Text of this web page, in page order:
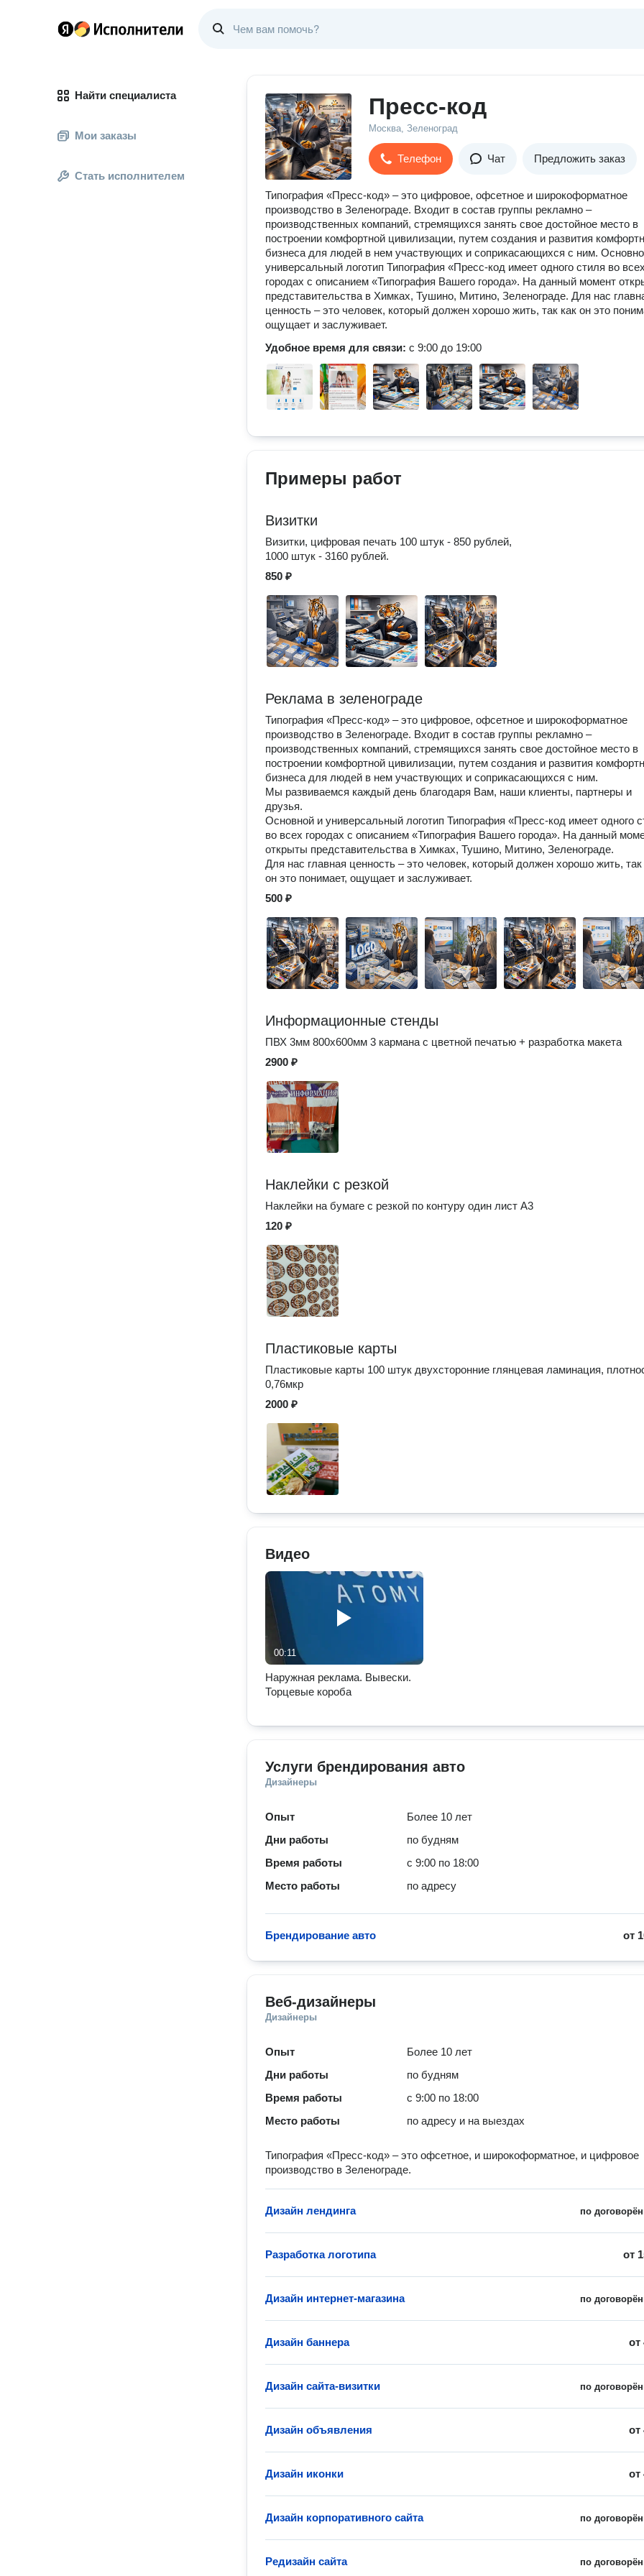
Найти специалиста
Мои заказы
Стать исполнителем
Пресс-код
Москва, Зеленоград
Телефон Чат Предложить заказ
Типография «Пресс-код» – это цифровое, офсетное и широкоформатное
производство в Зеленограде. Входит в состав группы рекламно –
производственных компаний, стремящихся занять свое достойное место в
построении комфортной цивилизации, путем создания и развития
бизнеса для людей в нем участвующих и соприкасающихся с ним.
универсальный логотип Типография «Пресс-код имеет одного стиля во
городах с описанием «Типография Вашего города». На данный момент
представительства в Химках, Тушино, Митино, Зеленограде. Для нас
ценность – это человек, который должен хорошо жить, так как он это
ощущает и заслуживает.
Удобное время для связи: с 9:00 до 19:00
Примеры работ
Визитки
Визитки, цифровая печать 100 штук - 850 рублей,
1000 штук - 3160 рублей.
850 ₽
Реклама в зеленограде
Типография «Пресс-код» – это цифровое, офсетное и широкоформатное
производство в Зеленограде. Входит в состав группы рекламно –
производственных компаний, стремящихся занять свое достойное место в
построении комфортной цивилизации, путем создания и развития
бизнеса для людей в нем участвующих и соприкасающихся с ним.
Мы развиваемся каждый день благодаря Вам, наши клиенты, партнеры и
друзья.
Основной и универсальный логотип Типография «Пресс-код имеет одного
во всех городах с описанием «Типография Вашего города». На данный
открыты представительства в Химках, Тушино, Митино, Зеленограде.
Для нас главная ценность – это человек, который должен хорошо жить, так
он это понимает, ощущает и заслуживает.
500 ₽
Информационные стенды
ПВХ 3мм 800х600мм 3 кармана с цветной печатью + разработка макета
2900 ₽
Наклейки с резкой
Наклейки на бумаге с резкой по контуру один лист А3
120 ₽
Пластиковые карты
Пластиковые карты 100 штук двухсторонние глянцевая ламинация,
0,76мкр
2000 ₽
Видео
00:11
Наружная реклама. Вывески.
Торцевые короба
Услуги брендирования авто
Дизайнеры
Опыт
Более 10 лет
Дни работы
по будням
Время работы
с 9:00 по 18:00
Место работы
по адресу
от
Брендирование авто
Веб-дизайнеры
Дизайнеры
Опыт
Более 10 лет
Дни работы
по будням
Время работы
с 9:00 по 18:00
Место работы
по адресу и на выездах
Типография «Пресс-код» – это офсетное, и широкоформатное, и цифровое
производство в Зеленограде.
по
Дизайн лендинга
от
Разработка логотипа
по
Дизайн интернет-магазина
от
Дизайн баннера
по
Дизайн сайта-визитки
от
Дизайн объявления
от
Дизайн иконки
по
Дизайн корпоративного сайта
по
Редизайн сайта